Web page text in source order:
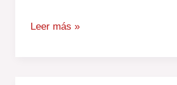
Leer más »